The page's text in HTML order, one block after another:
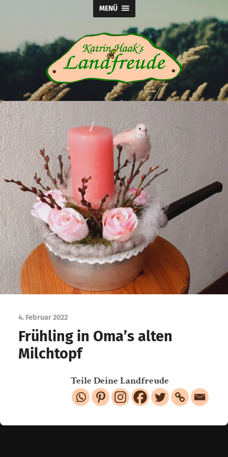
MENÜ
Katrin
Haak's
Landfreude
4. Februar 2022
Frühling in Oma’s alten
Milchtopf
Teile Deine Landfreude